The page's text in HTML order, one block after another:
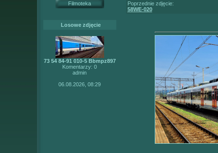
Filmoteka
Losowe zdjęcie
73 54 84-91 010-5 Bbmpz897
Komentarzy: 0
admin
06.08.2026, 08:29
Poprzednie zdjęcie:
58WE-020